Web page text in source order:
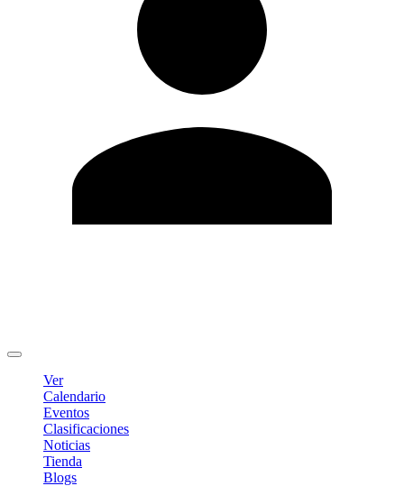
Ver
Calendario
Eventos
Clasificaciones
Noticias
Tienda
Blogs